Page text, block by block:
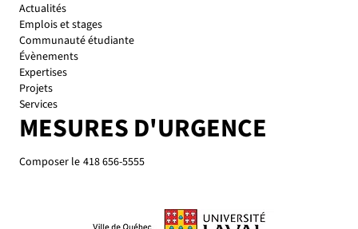
Actualités
Emplois et stages
Communauté étudiante
Évènements
Expertises
Projets
Services
MESURES D'URGENCE
Composer le 418 656-5555